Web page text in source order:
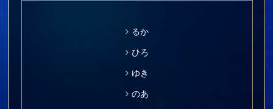
るか
ひろ
ゆき
のあ